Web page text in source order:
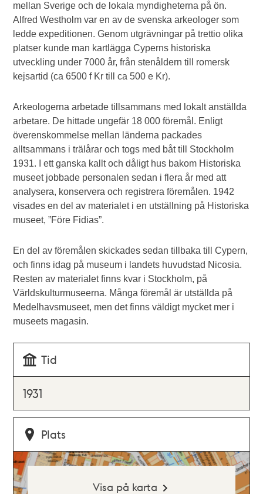
mellan Sverige och de lokala myndigheterna på ön.
Alfred Westholm var en av de svenska arkeologer som
ledde expeditionen. Genom utgrävningar på trettio olika
platser kunde man kartlägga Cyperns historiska
utveckling under 7000 år, från stenåldern till romersk
kejsartid (ca 6500 f Kr till ca 500 e Kr).
Arkeologerna arbetade tillsammans med lokalt anställda
arbetare. De hittade ungefär 18 000 föremål. Enligt
överenskommelse mellan länderna packades
alltsammans i trälårar och togs med båt till Stockholm
1931. I ett ganska kallt och dåligt hus bakom Historiska
museet jobbade personalen sedan i flera år med att
analysera, konservera och registrera föremålen. 1942
visades en del av materialet i en utställning på Historiska
museet, ”Före Fidias”.
En del av föremålen skickades sedan tillbaka till Cypern,
och finns idag på museum i landets huvudstad Nicosia.
Resten av materialet finns kvar i Stockholm, på
Världskulturmuseerna. Många föremål är utställda på
Medelhavsmuseet, men det finns väldigt mycket mer i
museets magasin.
Tid
1931
Plats
Visa på karta